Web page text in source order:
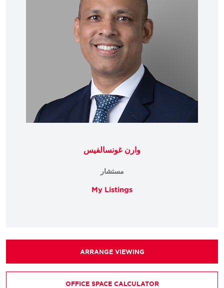
وارن غونسالفيس
مستشار
My Listings
ARRANGE VIEWING
OFFICE SPACE CALCULATOR